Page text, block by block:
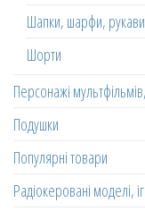
Шапки, шарфи,
Шорти
Персонажі
Подушки
Популярні товари
Радіокеровані моделі,